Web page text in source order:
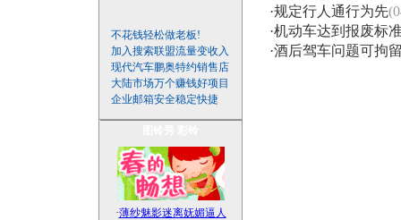
不花钱轻松做老板!
加入搜索联盟流量变收入
现代汽车鹏奥特约销售店
大陆市场万个赚钱好项目
企业邮箱安全稳定快捷
·薄纱魅影迷离妩媚逼人
·规定行人通行为先
·机动车达到报废标
·酒后驾车问题可拘